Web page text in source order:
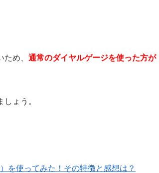
め、 通常のダイヤルゲージを使った方が
ょう。
を使ってみた！その特徴と感想は？